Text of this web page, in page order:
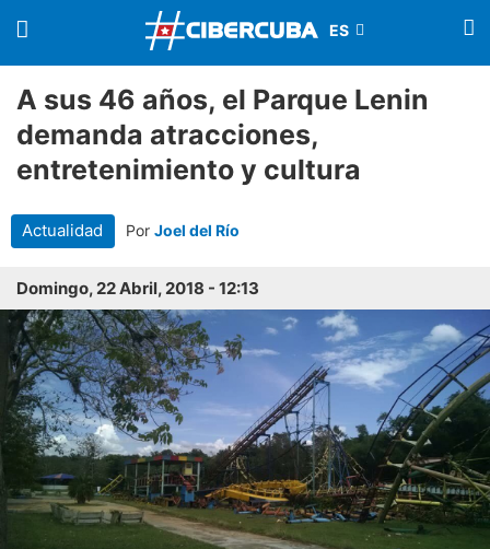
A sus 46 años, el Parque Lenin
demanda atracciones,
entretenimiento y cultura
Actualidad Por Joel del Río
Domingo, 22 Abril, 2018 - 12:13